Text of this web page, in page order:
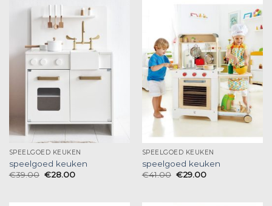
SPEELGOED KEUKEN
speelgoed keuken
€39.00 €28.00
SPEELGOED KEUKEN
speelgoed keuken
€41.00 €29.00